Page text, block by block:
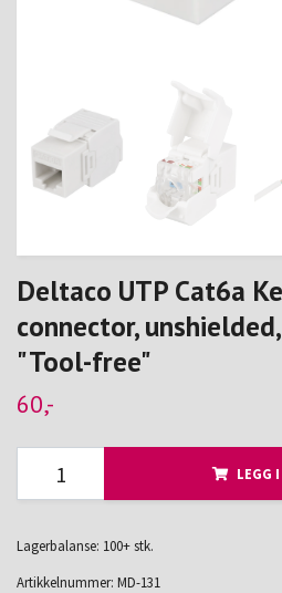
Deltaco UTP Cat6a
connector,
"Tool-free"
60,-
LEGG
Lagerbalanse: 100+ stk.
Artikkelnummer: MD-131